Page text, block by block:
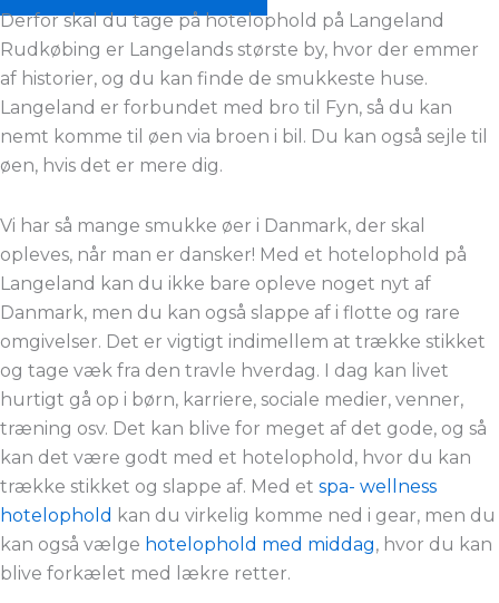
Derfor skal du tage på hotelophold på Langeland
Rudkøbing er Langelands største by, hvor der emmer
af historier, og du kan finde de smukkeste huse.
Langeland er forbundet med bro til Fyn, så du kan
nemt komme til øen via broen i bil. Du kan også sejle til
øen, hvis det er mere dig.
Vi har så mange smukke øer i Danmark, der skal
opleves, når man er dansker! Med et hotelophold på
Langeland kan du ikke bare opleve noget nyt af
Danmark, men du kan også slappe af i flotte og rare
omgivelser. Det er vigtigt indimellem at trække stikket
og tage væk fra den travle hverdag. I dag kan livet
hurtigt gå op i børn, karriere, sociale medier, venner,
træning osv. Det kan blive for meget af det gode, og så
kan det være godt med et hotelophold, hvor du kan
trække stikket og slappe af. Med et spa- wellness
hotelophold kan du virkelig komme ned i gear, men du
kan også vælge hotelophold med middag, hvor du kan
blive forkælet med lækre retter.